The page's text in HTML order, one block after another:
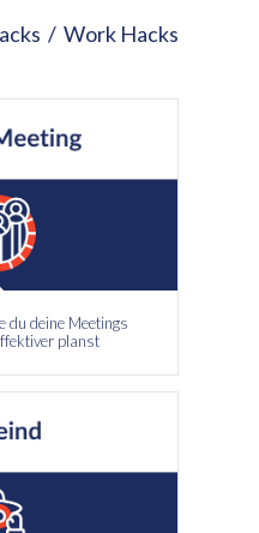
/ Work Hacks
du deine Meetings
planst